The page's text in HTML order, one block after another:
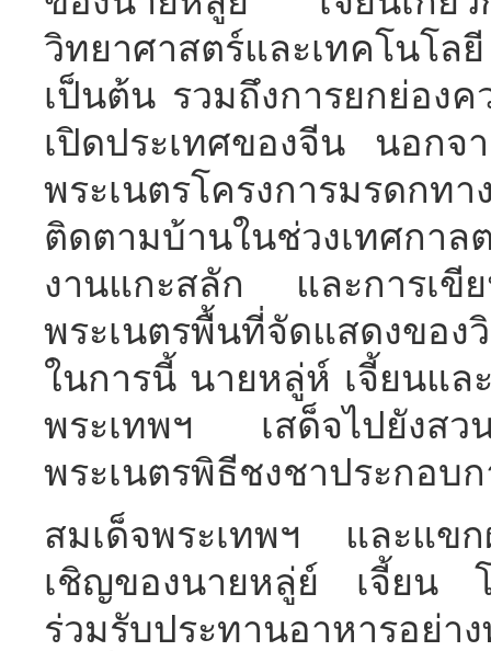
วิทยาศาสตร์และเทคโนโ
เป็นต้น รวมถึงการยกย่อง
เปิดประเทศของจีน นอก
พระเนตรโครงการมรด
ติดตามบ้านในช่วงเทศกา
งานแกะสลัก และการเ
พระเนตรพื้นที่จัดแสดงขอ
ในการนี้ นายหลู่ห์ เจี้ยนแล
พระเทพฯ เสด็จไปยังสว
พระเนตรพิธีชงชาประกอบก
สมเด็จพระเทพฯ และแข
เชิญของนายหลู่ย์ เจี้ยน โ
ร่วมรับประทานอาหารอย่า